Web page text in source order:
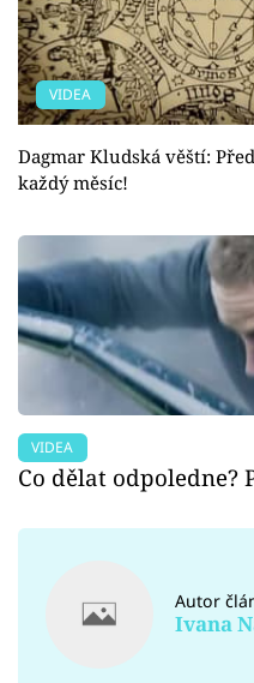
VIDEA
Dagmar Kludská věští:
každý měsíc!
VIDEA
Co dělat odpoledne?
Autor
Ivana